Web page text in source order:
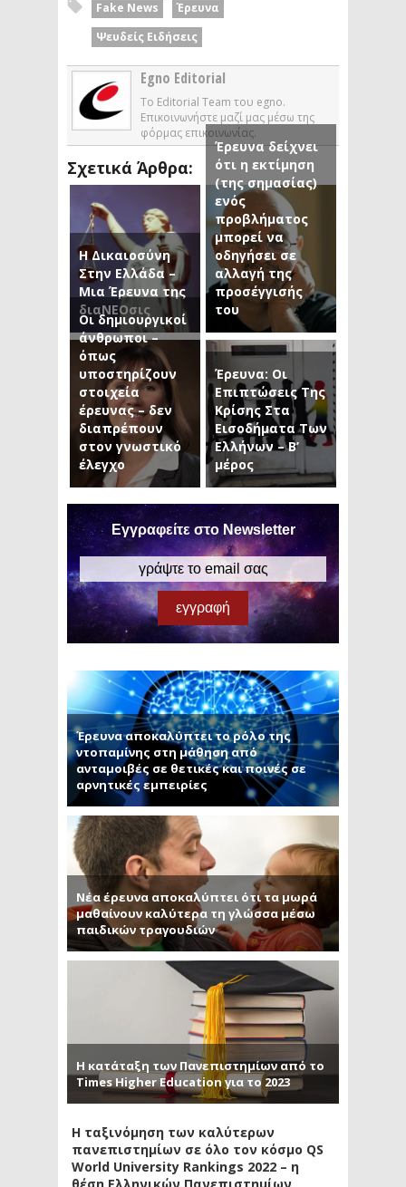
Fake News
Έρευνα
Ψευδείς Ειδήσεις
Egno Editorial
Το Editorial Team του egno.
Επικοινωνήστε μαζί μας μέσω της
φόρμας επικοινωνίας.
Σχετικά Άρθρα:
Η Δικαιοσύνη
Στην Ελλάδα –
Μια Έρευνα της
διαΝΕΟσις
Έρευνα δείχνει
ότι η εκτίμηση
(της σημασίας)
ενός
προβλήματος
μπορεί να
οδηγήσει σε
αλλαγή της
προσέγγισής
του
Οι δημιουργικοί
άνθρωποι –
όπως
υποστηρίζουν
στοιχεία
έρευνας – δεν
διαπρέπουν
στον γνωστικό
έλεγχο
Έρευνα: Οι
Επιπτώσεις Της
Κρίσης Στα
Εισοδήματα Των
Ελλήνων – Β’
μέρος
Εγγραφείτε στο Newsletter
Έρευνα αποκαλύπτει το ρόλο της
ντοπαμίνης στη μάθηση από
ανταμοιβές σε θετικές και ποινές σε
αρνητικές εμπειρίες
Νέα έρευνα αποκαλύπτει ότι τα μωρά
μαθαίνουν καλύτερα τη γλώσσα μέσω
παιδικών τραγουδιών
Η κατάταξη των Πανεπιστημίων από το
Times Higher Education για το 2023
Η ταξινόμηση των καλύτερων
πανεπιστημίων σε όλο τον κόσμο QS
World University Rankings 2022 – η
θέση Ελληνικών Πανεπιστημίων